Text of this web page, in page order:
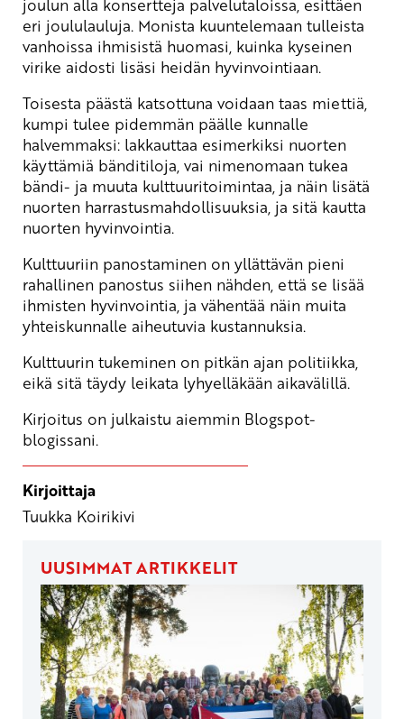
eri joululauluja. Monista kuuntelemaan tulleista
vanhoissa ihmisistä huomasi, kuinka kyseinen
virike aidosti lisäsi heidän hyvinvointiaan.
Toisesta päästä katsottuna voidaan taas miettiä,
kumpi tulee pidemmän päälle kunnalle
halvemmaksi: lakkauttaa esimerkiksi nuorten
käyttämiä bänditiloja, vai nimenomaan tukea
bändi- ja muuta kulttuuritoimintaa, ja näin lisätä
nuorten harrastusmahdollisuuksia, ja sitä kautta
nuorten hyvinvointia.
Kulttuuriin panostaminen on yllättävän pieni
rahallinen panostus siihen nähden, että se lisää
ihmisten hyvinvointia, ja vähentää näin muita
yhteiskunnalle aiheutuvia kustannuksia.
Kulttuurin tukeminen on pitkän ajan politiikka,
eikä sitä täydy leikata lyhyelläkään aikavälillä.
Kirjoitus on julkaistu aiemmin Blogspot-
blogissani.
Kirjoittaja
Tuukka Koirikivi
UUSIMMAT ARTIKKELIT